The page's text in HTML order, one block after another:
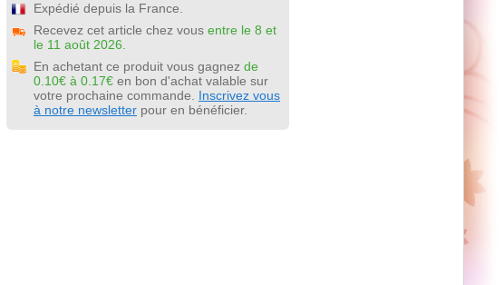
Expédié depuis la France.
Recevez cet article chez vous entre le 8 et
le 11 août 2026.
En achetant ce produit vous gagnez de
0.10€ à 0.17€ en bon d'achat valable sur
votre prochaine commande. Inscrivez vous
à notre newsletter pour en bénéficier.